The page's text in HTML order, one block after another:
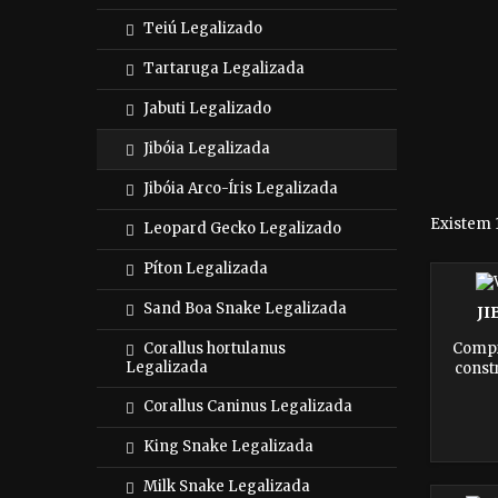
Teiú Legalizado
Tartaruga Legalizada
Jabuti Legalizado
Jibóia Legalizada
Jibóia Arco-Íris Legalizada
Leopard Gecko Legalizado
Píton Legalizada
Sand Boa Snake Legalizada
Corallus hortulanus
Legalizada
Corallus Caninus Legalizada
King Snake Legalizada
Milk Snake Legalizada
Existem
Fonte